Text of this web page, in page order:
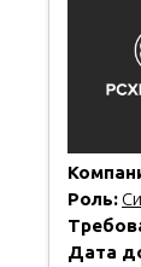
Роль:
Дата